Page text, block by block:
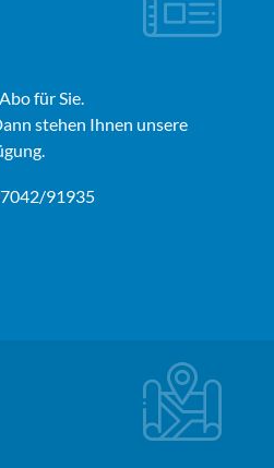
für Sie.
stehen Ihnen unsere
91935